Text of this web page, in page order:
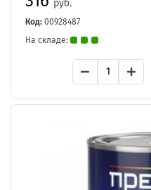
руб.
Код: 00928487
На складе: